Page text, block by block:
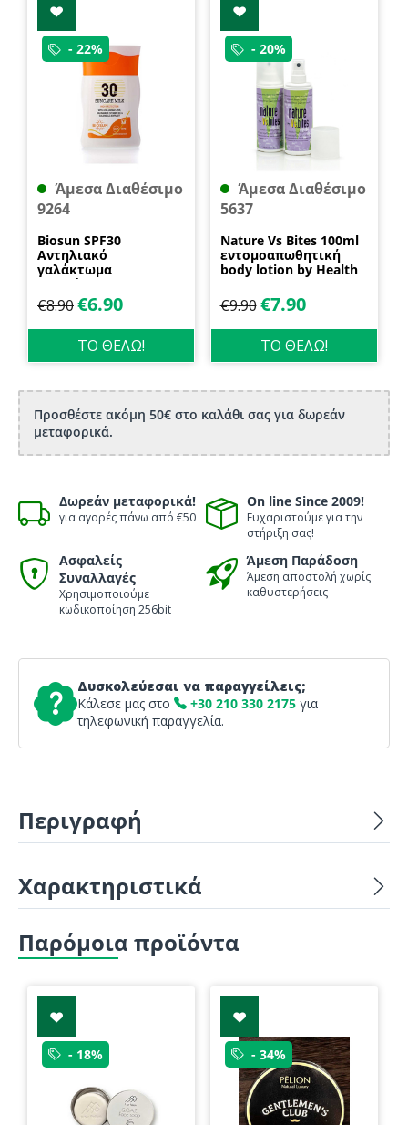
- 22%
Άμεσα Διαθέσιμο
9264
Biosun SPF30
Αντηλιακό
γαλάκτωμα
προσώπου και
σώματος 70ml
Biosanto
€8.90€6.90
ΤΟ ΘΕΛΩ!
- 20%
Άμεσα Διαθέσιμο
5637
Nature Vs Bites 100ml
εντομοαπωθητική
body lotion by Health
€9.90 €7.90
ΤΟ ΘΕΛΩ!
Προσθέστε ακόμη 50€ στο καλάθι σας για δωρεάν
μεταφορικά.
Δωρεάν μεταφορικά!
για αγορές πάνω από €50
On line Since 2009!
Ευχαριστούμε για την
στήριξη σας!
Ασφαλείς
Συναλλαγές
Χρησιμοποιούμε
κωδικοποίηση 256bit
Άμεση Παράδοση
Άμεση αποστολή χωρίς
καθυστερήσεις
Δυσκολεύεσαι να παραγγείλεις;
Κάλεσε μας στο
+30 210 330 2175 για
τηλεφωνική παραγγελία.
Περιγραφή
Χαρακτηριστικά
Παρόμοια προϊόντα
- 18% - 34%